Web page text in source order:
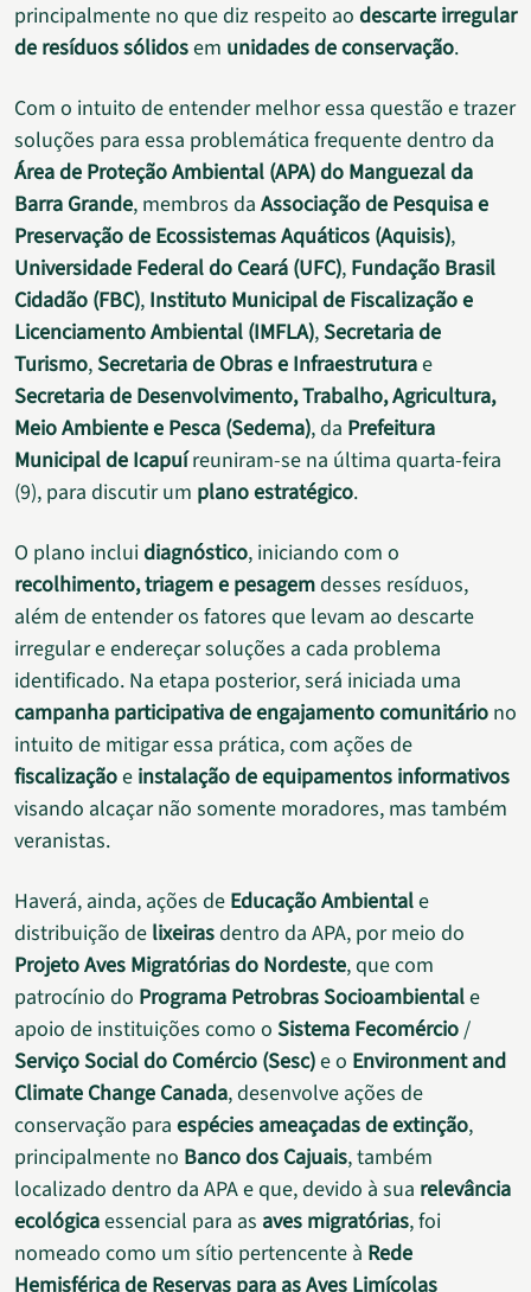
principalmente no que diz respeito ao descarte irregular
de resíduos sólidosem unidades de conservação.
Com o intuito de entender melhor essa questão e trazer
soluções para essa problemática frequente dentro da
Área de Proteção Ambiental (APA) do Manguezal da
Barra Grande, membros da Associação de Pesquisa e
Preservação de Ecossistemas Aquáticos (Aquisis),
Universidade Federal do Ceará (UFC), Fundação Brasil
Cidadão (FBC), Instituto Municipal de Fiscalização e
Licenciamento Ambiental (IMFLA), Secretaria de
Turismo, Secretaria de Obras e Infraestruturae
Secretaria de Desenvolvimento, Trabalho, Agricultura,
Meio Ambiente e Pesca (Sedema), da Prefeitura
Municipal de Icapuíreuniram-se na última quarta-feira
(9), para discutir um plano estratégico.
O plano incluidiagnóstico, iniciando com o
recolhimento, triagem e pesagemdesses resíduos,
além de entender os fatores que levam ao descarte
irregular e endereçar soluções a cada problema
identificado. Na etapa posterior, será iniciada uma
campanha participativa de engajamento comunitário no
intuito de mitigar essa prática, com ações de
fiscalizaçãoe instalação de equipamentos informativos
visando alcaçar não somente moradores, mas também
veranistas.
Haverá, ainda, ações de Educação Ambientale
distribuição de lixeirasdentro da APA, por meio do
Projeto Aves Migratórias do Nordeste, que com
patrocínio do Programa Petrobras Socioambientale
apoio de instituições como o Sistema Fecomércio/
Serviço Social do Comércio (Sesc)e o Environment and
Climate Change Canada, desenvolve ações de
conservação para espécies ameaçadas de extinção,
principalmente no Banco dos Cajuais, também
localizado dentro da APA e que, devido à sua relevância
ecológicaessencial para as aves migratórias, foi
nomeado como um sítio pertencente à Rede
Hemisférica de Reservas para as Aves Limícolas